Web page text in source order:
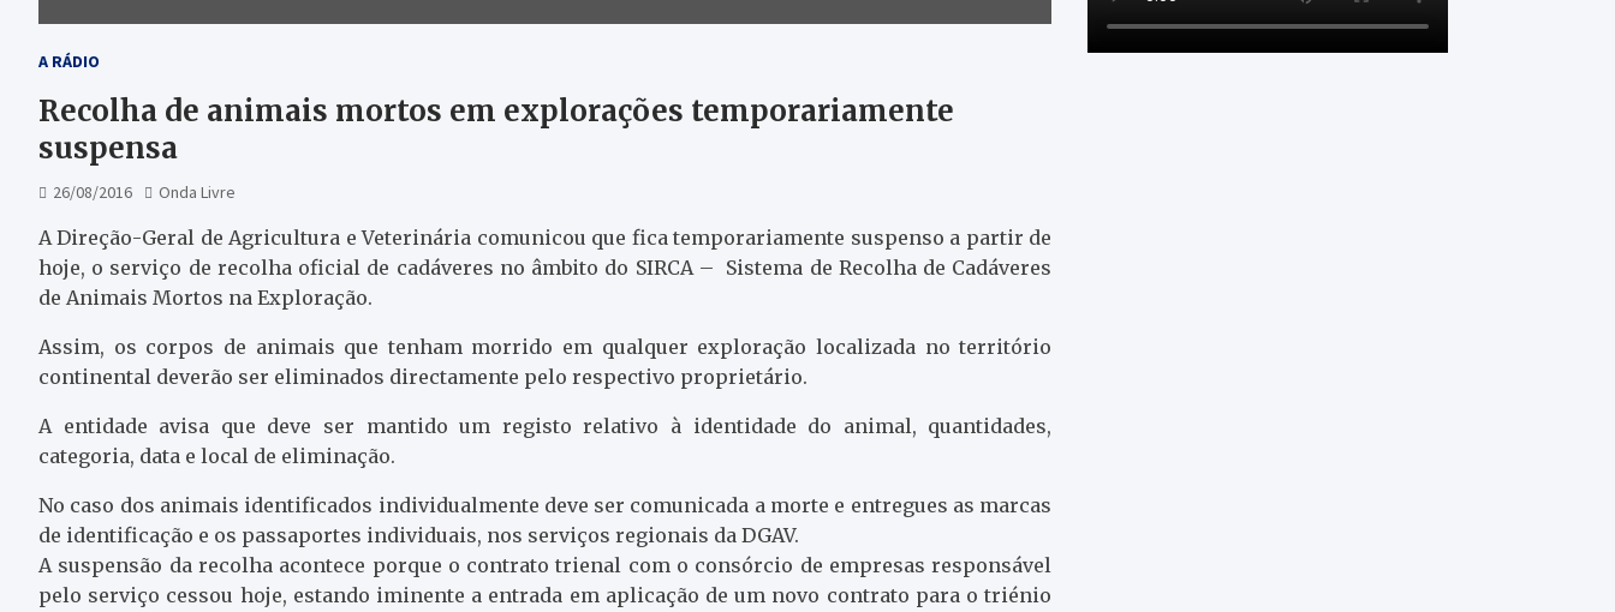
A RÁDIO
Recolha de animais mortos em explorações temporariamente
suspensa
26/08/2016 Onda Livre
A Direção-Geral de Agricultura e Veterinária comunicou que fica temporariamente suspenso a partir de
hoje, o serviço de recolha oficial de cadáveres no âmbito do SIRCA – Sistema de Recolha de Cadáveres
de Animais Mortos na Exploração.
Assim, os corpos de animais que tenham morrido em qualquer exploração localizada no território
continental deverão ser eliminados directamente pelo respectivo proprietário.
A entidade avisa que deve ser mantido um registo relativo à identidade do animal, quantidades,
categoria, data e local de eliminação.
No caso dos animais identificados individualmente deve ser comunicada a morte e entregues as marcas
de identificação e os passaportes individuais, nos serviços regionais da DGAV.
A suspensão da recolha acontece porque o contrato trienal com o consórcio de empresas responsável
pelo serviço cessou hoje, estando iminente a entrada em aplicação de um novo contrato para o triénio